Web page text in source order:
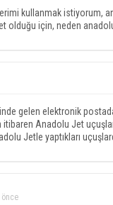
kullanmak istiyorum,
olduğu için, neden
gelen elektronik
Anadolu Jet
Jetle yaptıkları
önce